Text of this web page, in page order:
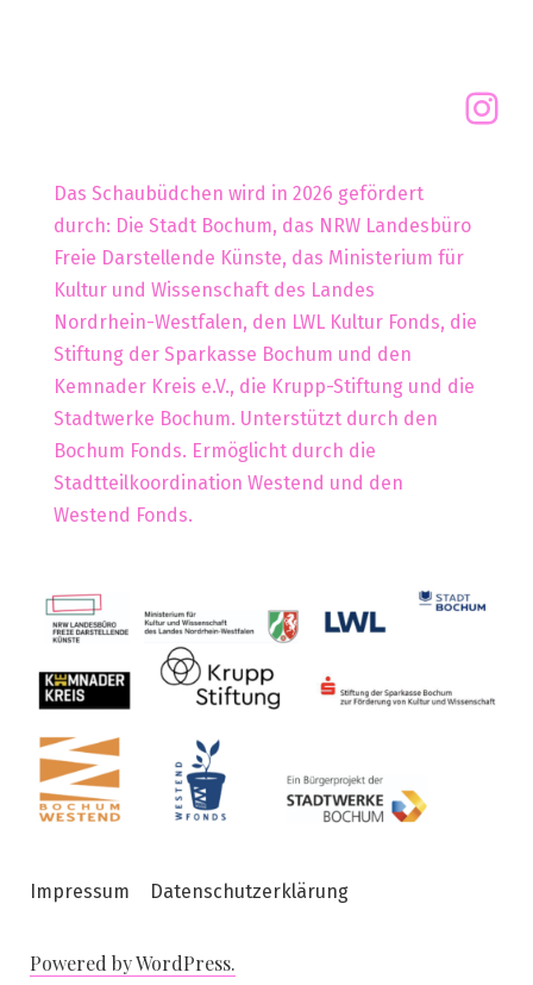
Das Schaubüdchen wird in 2026 gefördert
durch: Die Stadt Bochum, das NRW Landesbüro
Freie Darstellende Künste, das Ministerium für
Kultur und Wissenschaft des Landes
Nordrhein-Westfalen, den LWL Kultur Fonds, die
Stiftung der Sparkasse Bochum und den
Kemnader Kreis e.V., die Krupp-Stiftung und die
Stadtwerke Bochum. Unterstützt durch den
Bochum Fonds. Ermöglicht durch die
Stadtteilkoordination Westend und den
Westend Fonds.
Impressum Datenschutzerklärung
Powered by WordPress.